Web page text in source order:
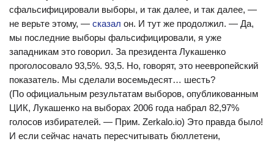
сфальсифицировали выборы, и так далее, и так далее, —
не верьте этому, — сказал он. И тут же продолжил. — Да,
мы последние выборы фальсифицировали, я уже
западникам это говорил. За президента Лукашенко
проголосовало 93,5%. 93,5. Но, говорят, это неевропейский
показатель. Мы сделали восемьдесят… шесть?
(По официальным результатам выборов, опубликованным
ЦИК, Лукашенко на выборах 2006 года набрал 82,97%
голосов избирателей. — Прим. Zerkalo.io) Это правда было!
И если сейчас начать пересчитывать бюллетени,